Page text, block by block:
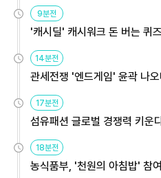
9분전
'캐시딜' 캐시워크 돈 버는 퀴
14분전
관세전쟁 '엔드게임' 윤곽 나
17분전
섬유패션 글로벌 경쟁력 키
18분전
농식품부, '천원의 아침밥' 참